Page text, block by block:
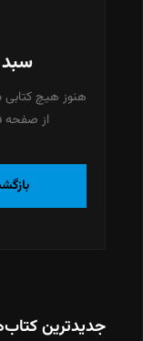
هنوز هیچ کتابی
از صفحه
جدیدترین